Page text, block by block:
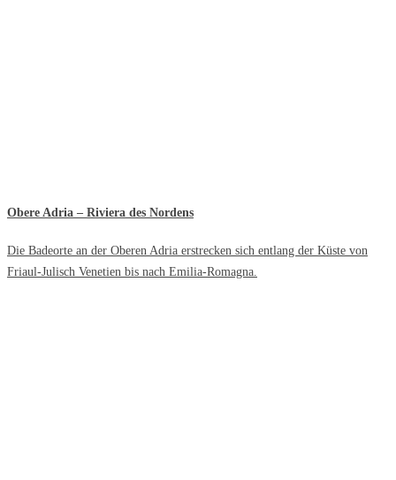
Obere Adria – Riviera des Nordens
Die Badeorte an der Oberen Adria erstrecken sich entlang der Küste von
Friaul-Julisch Venetien bis nach Emilia-Romagna.